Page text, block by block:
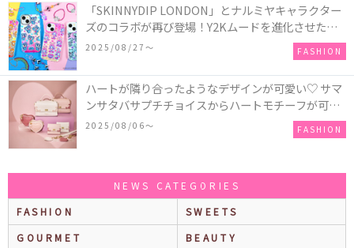
「SKINNYDIP LONDON」とナルミヤキャラクター
ズのコラボが再び登場！Y2Kムードを進化させた新
作コレクションを発売♪
2025/08/27〜 FASHION
ハートが隣り合ったようなデザインが可愛い♡ サマ
ンサタバサプチチョイスからハートモチーフが可愛
いHeart Collectionが発売！
2025/08/06〜 FASHION
NEWS CATEGORIES
FASHION
SWEETS
GOURMET
BEAUTY